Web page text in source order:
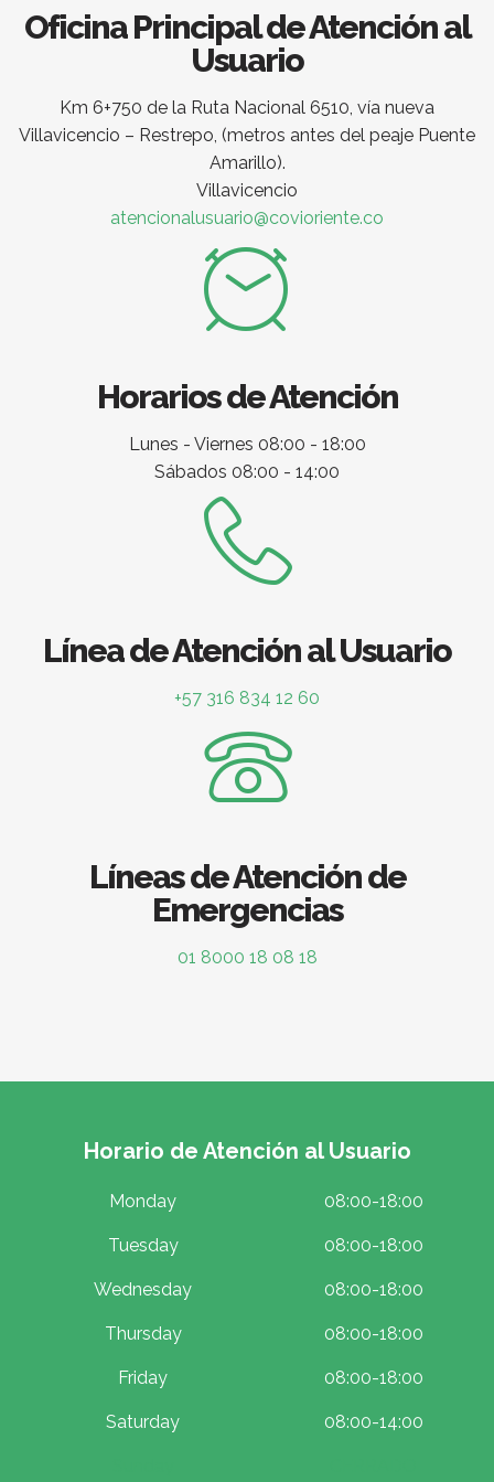
Oficina Principal de Atención al
Usuario
Km 6+750 de la Ruta Nacional 6510, vía nueva
Villavicencio – Restrepo, (metros antes del peaje Puente
Amarillo).
Villavicencio
atencionalusuario@covioriente.co
Horarios de Atención
Lunes - Viernes 08:00 - 18:00
Sábados 08:00 - 14:00
Línea de Atención al Usuario
+57 316 834 12 60
Líneas de Atención de
Emergencias
01 8000 18 08 18
Horario de Atención al Usuario
Monday 08:00-18:00
Tuesday 08:00-18:00
Wednesday 08:00-18:00
Thursday 08:00-18:00
Friday 08:00-18:00
Saturday 08:00-14:00